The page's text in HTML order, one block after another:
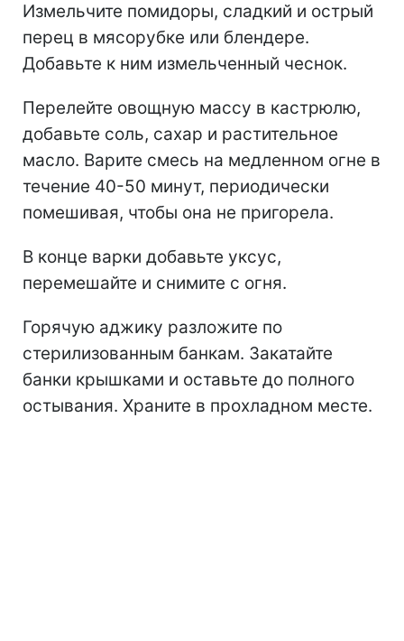
Измельчите помидоры, сладкий и острый
перец в мясорубке или блендере.
Добавьте к ним измельченный чеснок.
Перелейте овощную массу в кастрюлю,
добавьте соль, сахар и растительное
масло. Варите смесь на медленном огне в
течение 40-50 минут, периодически
помешивая, чтобы она не пригорела.
В конце варки добавьте уксус,
перемешайте и снимите с огня.
Горячую аджику разложите по
стерилизованным банкам. Закатайте
банки крышками и оставьте до полного
остывания. Храните в прохладном месте.